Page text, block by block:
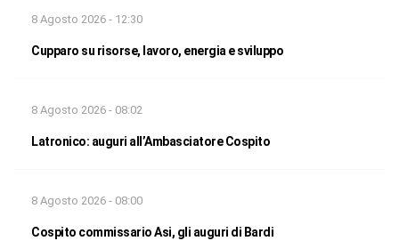
8 Agosto 2026 - 12:30
Cupparo su risorse, lavoro, energia e sviluppo
8 Agosto 2026 - 08:02
Latronico: auguri all’Ambasciatore Cospito
8 Agosto 2026 - 08:00
Cospito commissario Asi, gli auguri di Bardi